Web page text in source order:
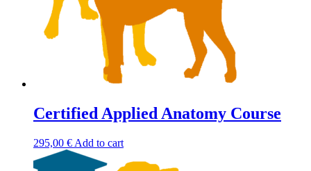
Certified Applied Anatomy Course
295,00 € Add to cart